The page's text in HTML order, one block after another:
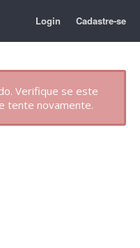
Login Cadastre-se
Verifique se este
tente novamente.